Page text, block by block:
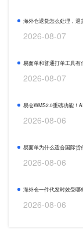
海外仓退货怎么处理，退
2026-08-07
易面单和普通打单工具有
2026-08-07
易仓WMS2.0重磅功能！
2026-08-06
易面单为什么适合国际货
2026-08-06
海外仓一件代发时效受哪
2026-08-06